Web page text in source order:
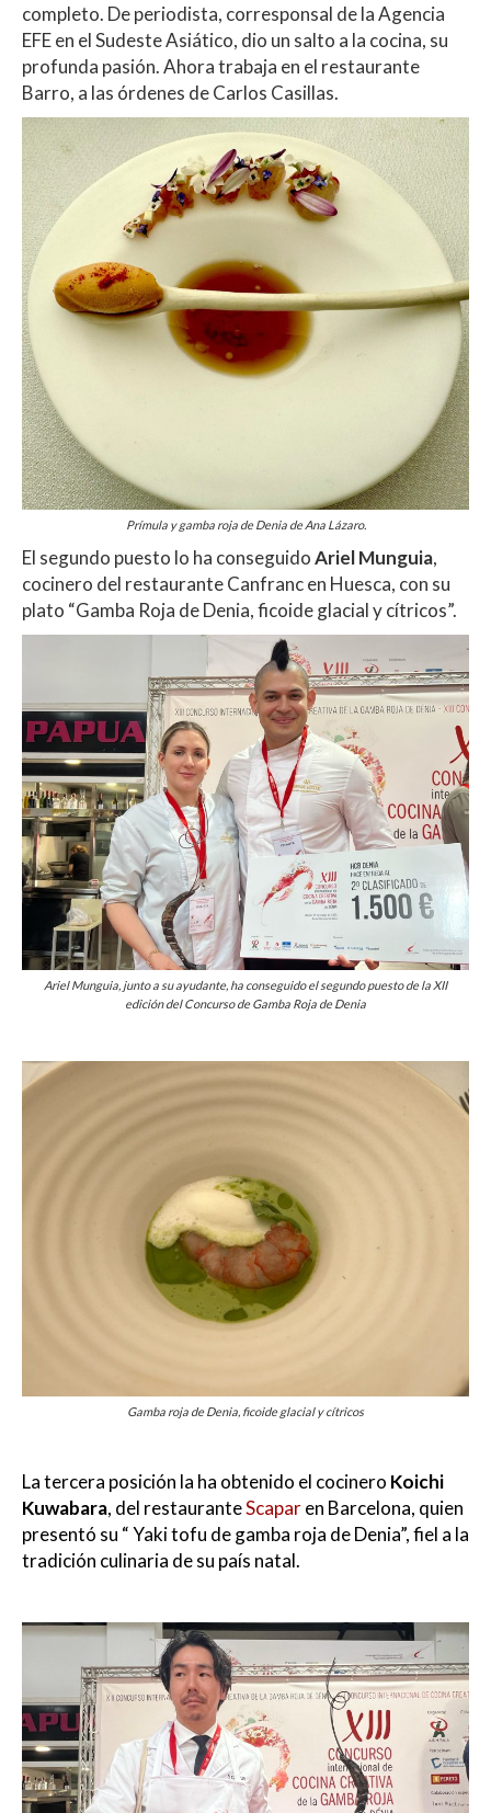
completo. De periodista, corresponsal de la Agencia
EFE en el Sudeste Asiático, dio un salto a la cocina, su
profunda pasión. Ahora trabaja en el restaurante
Barro, a las órdenes de Carlos Casillas.
Prímula y gamba roja de Denia de Ana Lázaro.
El segundo puesto lo ha conseguidoAriel Munguia,
cocinero del restaurante Canfranc en Huesca, con su
plato “Gamba Roja de Denia, ficoide glacial y cítricos”.
Ariel Munguia, junto a su ayudante, ha conseguido el segundo puesto de la XII
edición del Concurso de Gamba Roja de Denia
Gamba roja de Denia, ficoide glacial y cítricos
La tercera posición la ha obtenido el cocinero Koichi
Kuwabara, del restauranteScaparen Barcelona, quien
presentó su “ Yaki tofu de gamba roja de Denia”, fiel a la
tradición culinaria de su país natal.